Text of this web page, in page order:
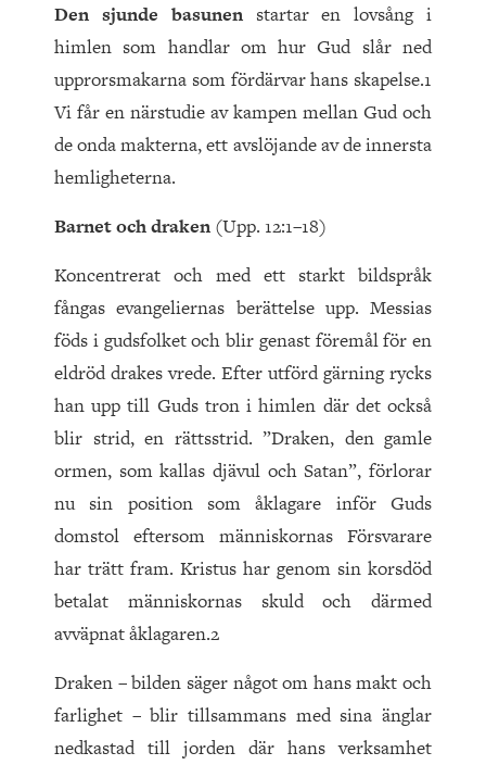
Den sjunde basunen startar en lovsång i
himlen som handlar om hur Gud slår ned
upprorsmakarna som fördärvar hans skapelse.1
Vi får en närstudie av kampen mellan Gud och
de onda makterna, ett avslöjande av de innersta
hemligheterna.
Barnet och draken (Upp. 12:1–18)
Koncentrerat och med ett starkt bildspråk
fångas evangeliernas berättelse upp. Messias
föds i gudsfolket och blir genast föremål för en
eldröd drakes vrede. Efter utförd gärning rycks
han upp till Guds tron i himlen där det också
blir strid, en rättsstrid. ”Draken, den gamle
ormen, som kallas djävul och Satan”, förlorar
nu sin position som åklagare inför Guds
domstol eftersom människornas Försvarare
har trätt fram. Kristus har genom sin korsdöd
betalat människornas skuld och därmed
avväpnat åklagaren.2
Draken – bilden säger något om hans makt och
farlighet – blir tillsammans med sina änglar
nedkastad till jorden där hans verksamhet